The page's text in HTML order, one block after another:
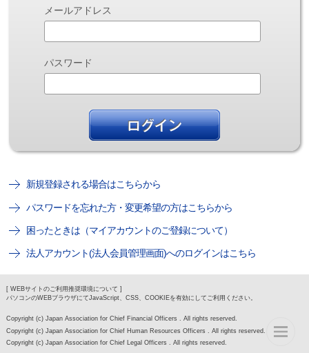
メールアドレス
パスワード
新規登録される場合はこちらから
パスワードを忘れた方・変更希望の方はこちらから
困ったときは（マイアカウントのご登録について）
法人アカウント(法人会員管理画面)へのログインはこちら
[ WEBサイトのご利用推奨環境について ]
パソコンのWEBブラウザにてJavaScript、CSS、COOKIEを有効にしてご利用ください。
Copyright (c) Japan Association for Chief Financial Officers . All rights reserved.
Copyright (c) Japan Association for Chief Human Resources Officers . All rights reserved.
Copyright (c) Japan Association for Chief Legal Officers . All rights reserved.